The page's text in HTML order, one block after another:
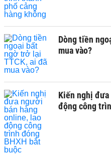
Dòng tiền
mua vào?
Kiến nghị
động công